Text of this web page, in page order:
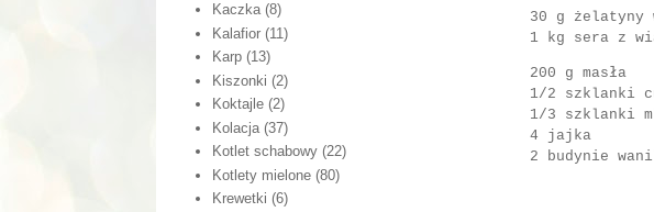
30 g żelatyny
1 kg sera z
200 g masła
1/2 szklanki
1/3 szklanki
4 jajka
2 budynie
Kaczka (8)
Kalafior (11)
Karp (13)
Kiszonki (2)
Koktajle (2)
Kolacja (37)
Kotlet schabowy (22)
Kotlety mielone (80)
Krewetki (6)